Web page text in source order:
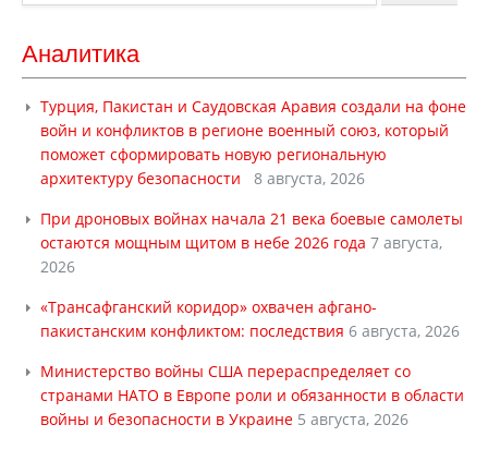
Аналитика
Турция, Пакистан и Саудовская Аравия создали на фоне
войн и конфликтов в регионе военный союз, который
поможет сформировать новую региональную
архитектуру безопасности
8 августа, 2026
При дроновых войнах начала 21 века боевые самолеты
остаются мощным щитом в небе 2026 года 7 августа,
2026
«Трансафганский коридор» охвачен афгано-
пакистанским конфликтом: последствия 6 августа, 2026
Министерство войны США перераспределяет со
странами НАТО в Европе роли и обязанности в области
войны и безопасности в Украине 5 августа, 2026